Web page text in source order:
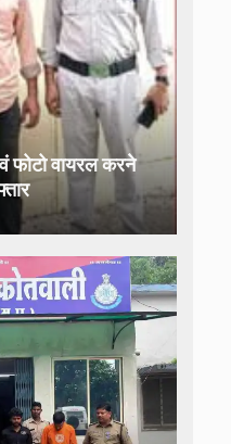
फोटो वायरल करने